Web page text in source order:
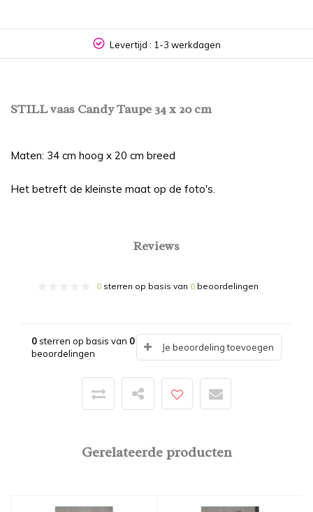
Levertijd : 1-3 werkdagen
STILL vaas Candy Taupe 34 x 20 cm
Maten: 34 cm hoog x 20 cm breed
Het betreft de kleinste maat op de foto's.
Reviews
0 sterren op basis van 0 beoordelingen
0sterren op basis van 0
beoordelingen
Je beoordeling toevoegen
Gerelateerde producten